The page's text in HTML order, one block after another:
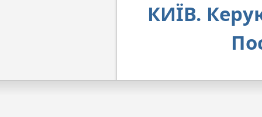
КИЇВ.